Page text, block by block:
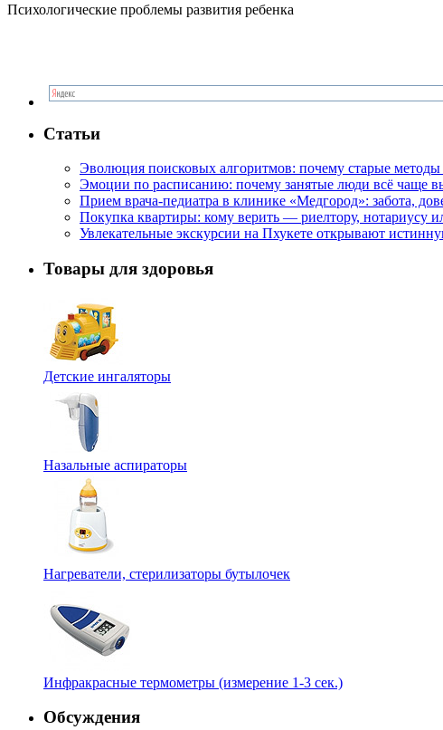
Психологические проблемы развития ребенка
Статьи
Эволюция поисковых алгоритмов: почему старые
Эмоции по расписанию: почему занятые люди всё чаще
Прием врача-педиатра в клинике «Медгород»: забота,
Покупка квартиры: кому верить — риелтору, нотариусу
Увлекательные экскурсии на Пхукете открывают
Товары для здоровья
Детские ингаляторы
Назальные аспираторы
Нагреватели, стерилизаторы бутылочек
Инфракрасные термометры (измерение 1-3 сек.)
Обсуждения